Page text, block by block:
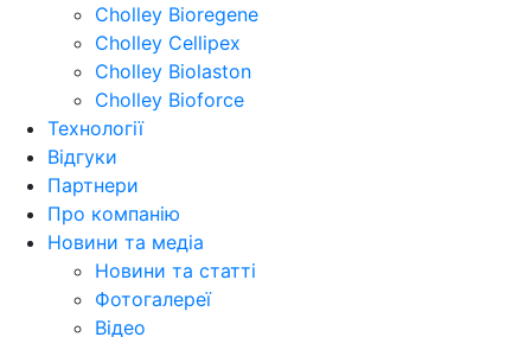
Cholley Bioregene
Cholley Cellipex
Cholley Biolaston
Cholley Bioforce
Технології
Відгуки
Партнери
Про компанію
Новини та медіа
Новини та статті
Фотогалереї
Відео